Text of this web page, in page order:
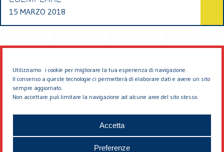
Utilizziamo i cookie per migliorare la tua esperienza di navigazione.
Il consenso a queste tecnologie ci permetterà di elaborare dati e avere un sito
sempre aggiornato.
Non accettare può limitare la navigazione ad alcune aree del sito stesso.
Accetta
Preferenze
15 MARZO 2018
© 2026 EDDYBURG